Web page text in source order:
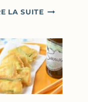
LA SUITESOUPE
AU
CITRON
&
BASILIC